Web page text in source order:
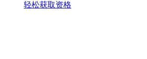
轻松获取资格